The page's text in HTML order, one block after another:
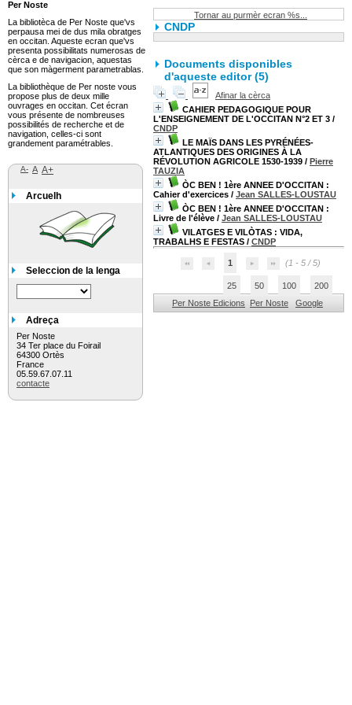
Tornar au purmèr ecran %s...
CNDP
Documents disponibles
d'aqueste editor (5)
Afinar la cèrca
CAHIER PEDAGOGIQUE POUR
L'ENSEIGNEMENT DE L'OCCITAN N°2 ET 3 /
CNDP
LE MAÏS DANS LES PYRÉNÉES-
ATLANTIQUES DES ORIGINES À LA
RÉVOLUTION AGRICOLE 1530-1939 / Pierre
TAUZIA
ÒC BEN ! 1ère ANNEE D'OCCITAN :
Cahier d'exercices / Jean SALLES-LOUSTAU
ÒC BEN ! 1ère ANNEE D'OCCITAN :
Livre de l'élève / Jean SALLES-LOUSTAU
VILATGES E VILÒTAS : VIDA,
TRABALHS E FESTAS / CNDP
1 (1 - 5 / 5)
25 50 100
200
Per Noste Edicions Per Noste Google
Per Noste
La bibliotèca de Per Noste que'vs
perpausa mei de dus mila obratges
en occitan. Aqueste ecran que'vs
presenta possibilitats numerosas de
cèrca e de navigacion, aquestas
que son màgerment parametrablas.
La bibliothèque de Per noste vous
propose plus de deux mille
ouvrages en occitan. Cet écran
vous présente de nombreuses
possibilités de recherche et de
navigation, celles-ci sont
grandement paramétrables.
A- A A+
Arcuelh
Seleccion de la lenga
Adreça
Per Noste
34 Ter place du Foirail
64300 Ortès
France
05.59.67.07.11
contacte